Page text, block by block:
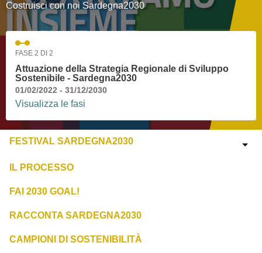
Costruisci con noi Sardegna2030
FASE 2 DI 2
Attuazione della Strategia Regionale di Sviluppo
Sostenibile - Sardegna2030
01/02/2022 - 31/12/2030
Visualizza le fasi
FESTIVAL SARDEGNA2030
IL PROCESSO
FAI 2030 GOAL!
RACCONTA SARDEGNA2030
CAMPIONI DI SOSTENIBILITÀ